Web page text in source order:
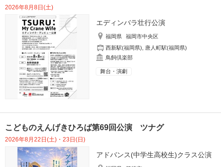
2026年8月8日(土)
エディンバラ壮行公演
福岡県
福岡市中央区
西新駅(福岡県)
唐人町駅(福岡県)
鳥飼倶楽部
舞台・演劇
こどものえんげきひろば第69回公演 ツナグ
2026年8月22日(土)・23日(日)
アドバンス(中学生高校生)クラス公演